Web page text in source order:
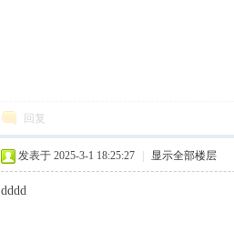
回复
发表于 2025-3-1 18:25:27 显示全部楼层
dddd